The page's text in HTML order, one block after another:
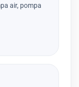
air, pompa